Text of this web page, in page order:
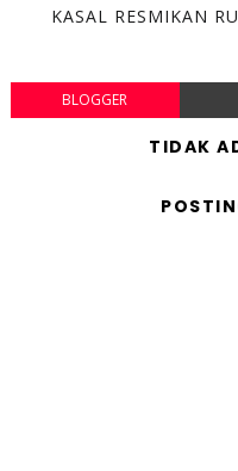
KASAL RESMIKAN
BLOGGER
TIDAK